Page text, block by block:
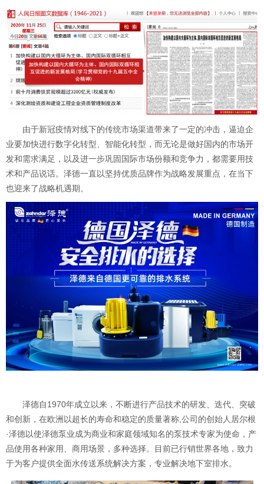
由于新冠疫情对线下的传统市场渠道带来了一定的冲击，逼迫企
业要加快进行数字化转型、智能化转型，而无论是做好国内的市场开
发和需求满足，以及进一步巩固国际市场份额和竞争力，都需要用技
术和产品说话。泽德一直以坚持优质品牌作为战略发展重点，在当下
也迎来了战略机遇期。
泽德自1970年成立以来，不断进行产品技术的研发、迭代、突破
和创新，在欧洲以超长的寿命和稳定的质量著称,公司的创始人居尔根
·泽德以使泽德泵业成为商业和家庭领域知名的泵技术专家为使命，产
品使用各种家用、商用场景，多种选择。目前已行销世界各地，致力
于为客户提供全面水传送系统解决方案，专业解决地下室排水。